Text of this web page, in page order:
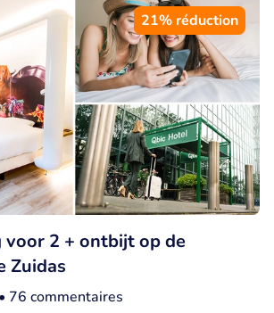
21% réduction
voor 2 + ontbijt op de
Zuidas
• 76 commentaires